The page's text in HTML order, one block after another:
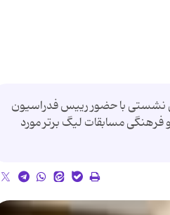
نشستی با حضور رییس فدراسیون
فرهنگی مسابقات لیگ برتر مورد